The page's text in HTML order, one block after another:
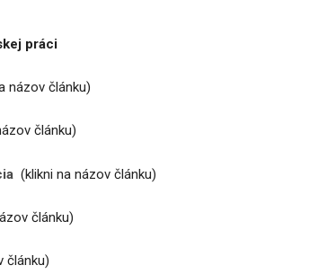
práci
názov článku)
článku)
(klikni na názov článku)
článku)
článku)